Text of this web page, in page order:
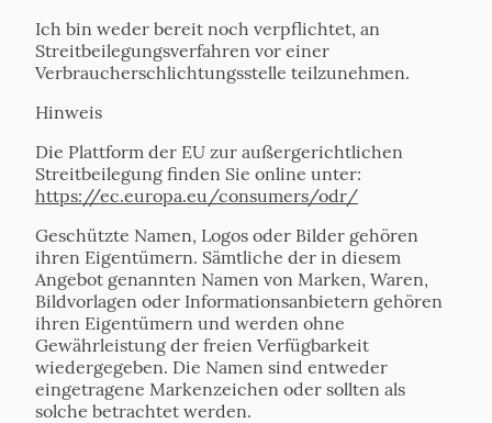
Ich bin weder bereit noch verpflichtet, an
Streitbeilegungsverfahren vor einer
Verbraucherschlichtungsstelle teilzunehmen.
Hinweis
Die Plattform der EU zur außergerichtlichen
Streitbeilegung finden Sie online unter:
https://ec.europa.eu/consumers/odr/
Geschützte Namen, Logos oder Bilder gehören
ihren Eigentümern. Sämtliche der in diesem
Angebot genannten Namen von Marken, Waren,
Bildvorlagen oder Informationsanbietern gehören
ihren Eigentümern und werden ohne
Gewährleistung der freien Verfügbarkeit
wiedergegeben. Die Namen sind entweder
eingetragene Markenzeichen oder sollten als
solche betrachtet werden.